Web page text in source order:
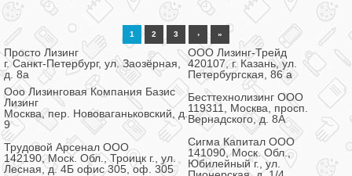
1 2 3 › »
Просто Лизинг
г. Санкт-Петербург, ул. Заозёрная,
д. 8а
ООО Лизинг-Трейд
420107, г. Казань, ул.
Петербургская, 86 а
Ооо Лизинговая Компания Базис
Лизинг
Москва, пер. Нововаганьковский, д.
9
Бесттехнолизинг ООО
119311, Москва, просп.
Вернадского, д. 8А
Трудовой Арсенал ООО
142190, Моск. Обл., Троицк г., ул.
Лесная, д. 4Б офис 305, оф. 305
Сигма Капитал ООО
141090, Моск. Обл.,
Юбилейный г., ул.